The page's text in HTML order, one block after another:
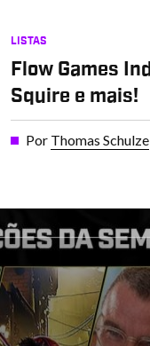
LISTAS
Flow Games
Squire e mais!
Por Thomas Schulze